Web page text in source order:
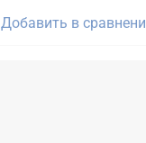
Добавить в